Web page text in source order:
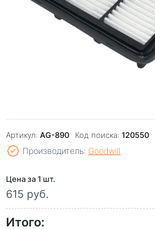
Артикул: AG-890 Код поиска: 120550
Производитель: Goodwill
Цена за 1 шт.
615 руб.
Итого: